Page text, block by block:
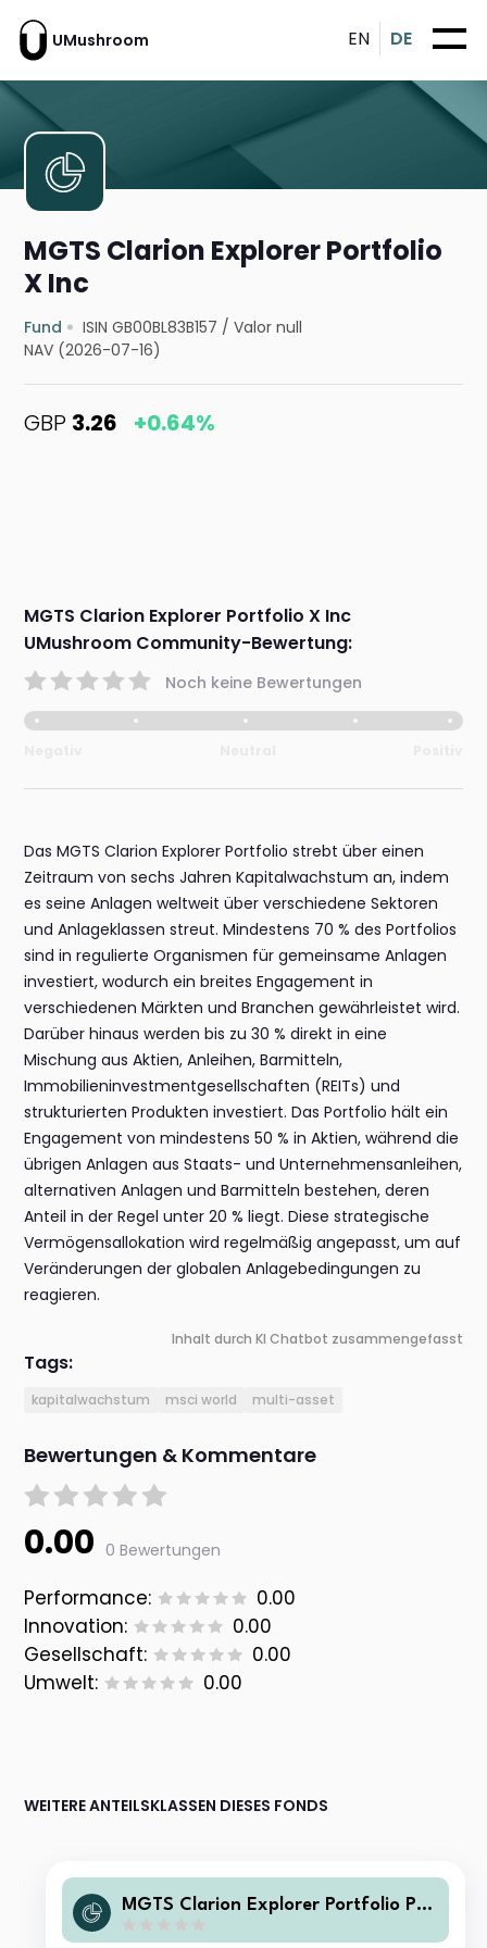
UMushroom EN DE
MGTS Clarion Explorer Portfolio
X Inc
Fund ISIN GB00BL83B157 /Valor null
NAV (2026-07-16)
GBP 3.26 +0.64%
MGTS Clarion Explorer Portfolio X Inc
UMushroom Community-Bewertung:
Noch keine Bewertungen
Das MGTS Clarion Explorer Portfolio strebt über einen
Zeitraum von sechs Jahren Kapitalwachstum an, indem
es seine Anlagen weltweit über verschiedene Sektoren
und Anlageklassen streut. Mindestens 70 % des Portfolios
sind in regulierte Organismen für gemeinsame Anlagen
investiert, wodurch ein breites Engagement in
verschiedenen Märkten und Branchen gewährleistet wird.
Darüber hinaus werden bis zu 30 % direkt in eine
Mischung aus Aktien, Anleihen, Barmitteln,
Immobilieninvestmentgesellschaften (REITs) und
strukturierten Produkten investiert. Das Portfolio hält ein
Engagement von mindestens 50 % in Aktien, während die
übrigen Anlagen aus Staats- und Unternehmensanleihen,
alternativen Anlagen und Barmitteln bestehen, deren
Anteil in der Regel unter 20 % liegt. Diese strategische
Vermögensallokation wird regelmäßig angepasst, um auf
Veränderungen der globalen Anlagebedingungen zu
reagieren.
Inhalt durch KI Chatbot zusammengefasst
Tags:
kapitalwachstum msci world multi-asset
Bewertungen & Kommentare
0.00 0 Bewertungen
Performance:
0.00
Innovation:
0.00
Gesellschaft:
0.00
Umwelt:
0.00
WEITERE ANTEILSKLASSEN DIESES FONDS
MGTS Clarion Explorer Portfolio P A